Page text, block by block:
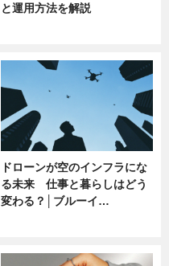
と運用方法を解説
ドローンが空のインフラにな
る未来 仕事と暮らしはどう
変わる？│ブルーイ…